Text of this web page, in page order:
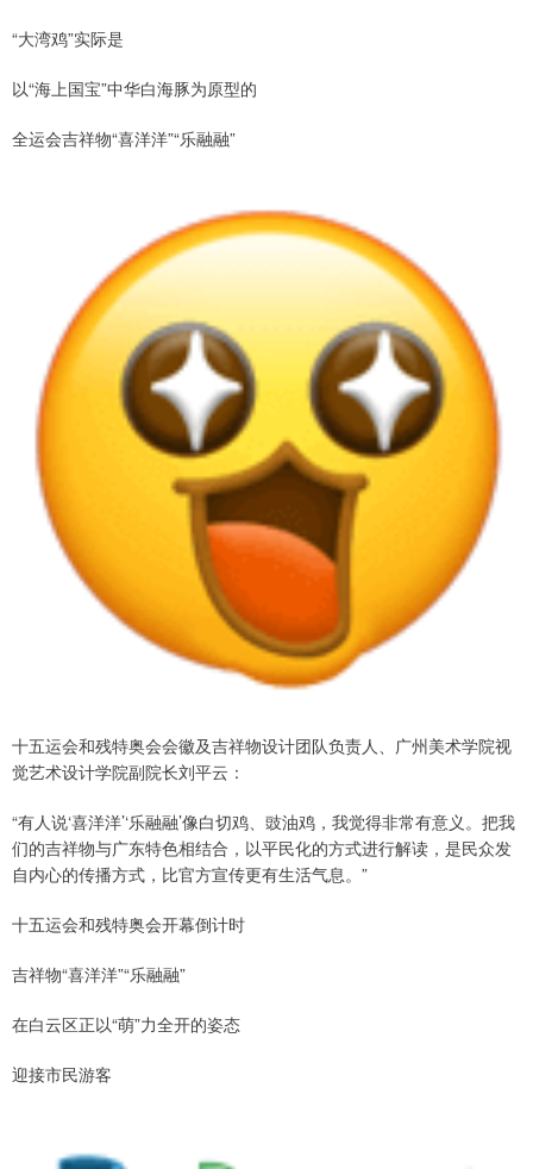
“大湾鸡”实际是
以“海上国宝”中华白海豚为原型的
全运会吉祥物“喜洋洋”“乐融融”
十五运会和残特奥会会徽及吉祥物设计团队负责人、广州美术学院视
觉艺术设计学院副院长刘平云：
“有人说‘喜洋洋’‘乐融融’像白切鸡、豉油鸡，我觉得非常有意义。把我
们的吉祥物与广东特色相结合，以平民化的方式进行解读，是民众发
自内心的传播方式，比官方宣传更有生活气息。”
十五运会和残特奥会开幕倒计时
吉祥物“喜洋洋”“乐融融”
在白云区正以“萌”力全开的姿态
迎接市民游客